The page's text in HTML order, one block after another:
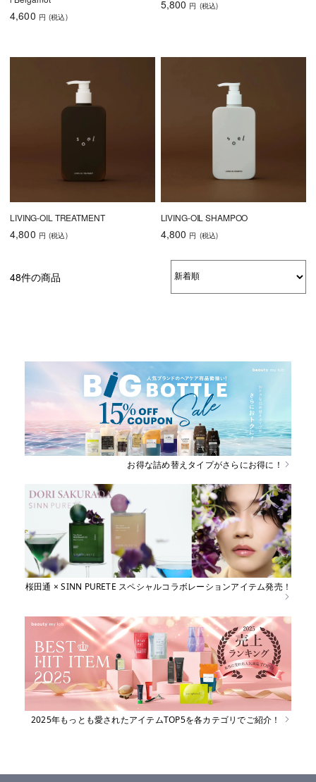
4,600 円 (税込)
5,800 円 (税込)
LIVING-OIL TREATMENT
4,800 円 (税込)
LIVING-OIL SHAMPOO
4,800 円 (税込)
48件の商品
お得な詰め替えタイプがさらにお得に！
桜田通 × SINN PURETE スペシャルコラボレーションアイテム発売！
2025年もっとも愛されたアイテムTOP5を各カテゴリでご紹介！